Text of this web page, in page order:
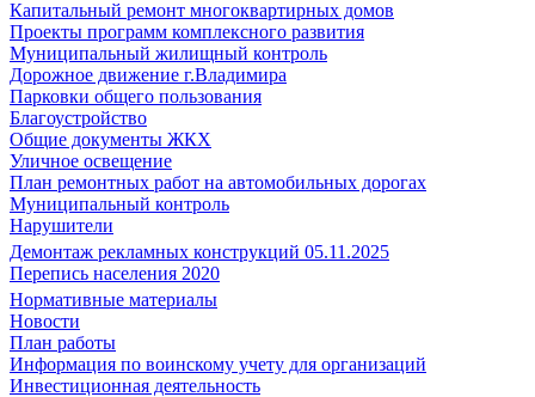
Капитальный ремонт многоквартирных домов
Проекты программ комплексного развития
Муниципальный жилищный контроль
Дорожное движение г.Владимира
Парковки общего пользования
Благоустройство
Общие документы ЖКХ
Уличное освещение
План ремонтных работ на автомобильных дорогах
Муниципальный контроль
Нарушители
Демонтаж рекламных конструкций 05.11.2025
Перепись населения 2020
Нормативные материалы
Новости
План работы
Информация по воинскому учету для организаций
Инвестиционная деятельность